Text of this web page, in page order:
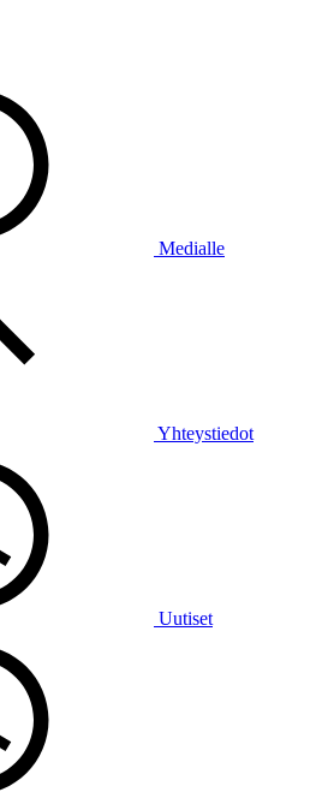
Medialle
Yhteystiedot
Uutiset